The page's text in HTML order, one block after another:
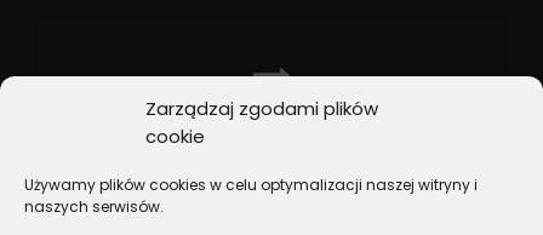
Zarządzaj zgodami plików
cookie
Używamy plików cookies w celu optymalizacji naszej witryny i
naszych serwisów.
NEXT POST
szkolnych lat